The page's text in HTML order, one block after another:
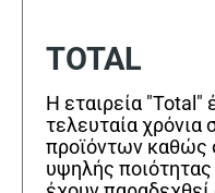
TOTAL
Η εταιρεία "Total"
τελευταία χρόνια
προϊόντων καθώς
υψηλής